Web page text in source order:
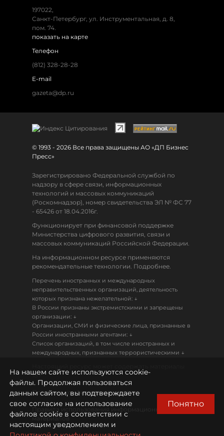
197022,
Санкт-Петербург, ул. Инструментальная, д. 8,
пом. 74.
показать на карте
Телефон
(812) 328-28-28
E-mail
gazeta@dp.ru
© 1993 - 2026 Все права защищены АО «ДП Бизнес
Пресс»
Зарегистрировано Федеральной службой по
надзору в сфере связи, информационных
технологий и массовых коммуникаций
(Роскомнадзор), номер свидетельства ЭЛ № ФС 77
- 65426 от 18.04.2016г.
Функционирует при финансовой поддержке
Министерства цифрового развития, связи и
массовых коммуникаций Российской Федерации.
На информационном ресурсе применяются
рекомендательные технологии. Подробнее.
Перечень иностранных и международных
неправительственных организаций, деятельность
которых признана нежелательной: ↓
В России признаны экстремистскими и запрещены
организации: ↓
Организации, СМИ и физические лица, признанные в
России иностранными агентами: ↓
Список организаций, в том числе иностранных и
международных, признанных террористическими ↓
18+
Политика конфиденциальности
Правила использования информационных
материалов
На нашем сайте используются cookie-
файлы. Продолжая пользоваться
данным сайтом, вы подтверждаете
свое согласие на использование
файлов cookie в соответствии с
настоящим уведомлением и
Понятно